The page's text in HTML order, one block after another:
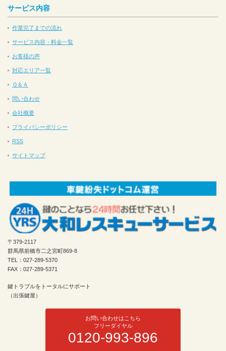
サービス内容
作業完了までの流れ
サービス内容・料金一覧
お客様の声
対応エリア一覧
Ｑ＆Ａ
問い合わせ
会社概要
プライバシーポリシー
RSS
サイトマップ
〒379-2117
群馬県前橋市二之宮町869-8
TEL：027-289-5370
FAX：027-289-5371
鍵トラブルをトータルにサポート
（出張鍵屋）
お問い合わせはこちら
フリーダイヤル
0120-993-896